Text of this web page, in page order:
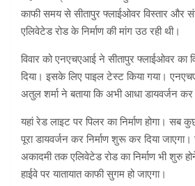
काफी समय से सीतापुर फ्लाईओवर विस्तार और
एलिवेटेड रोड के निर्माण की मांग उठ रही थी।
विवार को एनएचएआई ने सीतापुर फ्लाईओवर का
दिया। इसके लिए पाइल टेस्ट किया गया।
अतुल शर्मा ने बताया कि अभी आधा डायवर्जन
यहां रेड लाइट पर पिलर का निर्माण होगा। सब
पूरा डायवर्जन कर निर्माण शुरू कर दिया
अकादमी तक एलिवेटेड रोड का निर्माण भी शुरु
हाईवे पर यातायात काफी सुगम हो जाएगा।